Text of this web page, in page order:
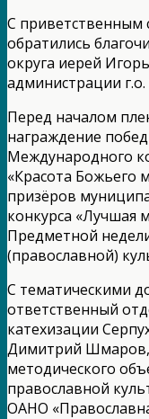
С приветственным
обратились
округа иерей
администрации
Перед началом
награждение
Международного
«Красота Божьего
призёров
конкурса «Лучшая
Предметной
(православной)
С тематическими
ответственный
катехизации
Димитрий Шмаров,
методического
православной
ОАНО